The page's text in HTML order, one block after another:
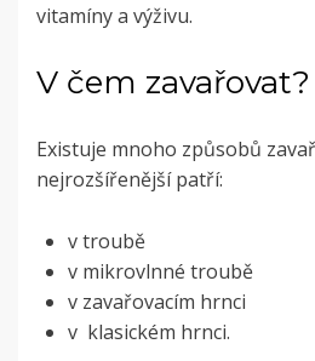
vitamíny a výživu.
V čem zavařovat?
Existuje mnoho způsobů
nejrozšířenější patří:
v troubě
v mikrovlnné troubě
v zavařovacím hrnci
v klasickém hrnci.